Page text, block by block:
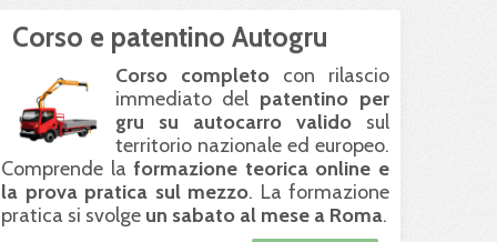
Corso e patentino Autogru
Corso completocon rilascio
immediato del patentino per
gru su autocarro validosul
territorio nazionale ed europeo.
Comprende laformazione teorica online e
la prova pratica sul mezzo. La formazione
pratica si svolge un sabato al mese a Roma.